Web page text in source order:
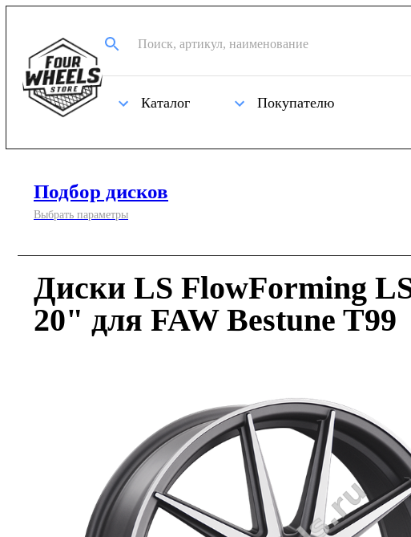
Каталог Покупателю
Подбор дисков
Выбрать параметры
Диски LS FlowForming
20" для FAW Bestune T99